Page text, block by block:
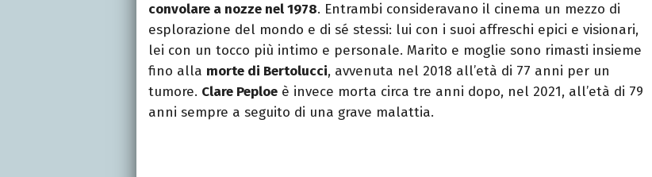
convolare a nozze nel 1978. Entrambi consideravano il cinema un mezzo di
esplorazione del mondo e di sé stessi: lui con i suoi affreschi epici e visionari,
lei con un tocco più intimo e personale. Marito e moglie sono rimasti insieme
fino alla morte di Bertolucci, avvenuta nel 2018 all’età di 77 anni per un
tumore. Clare Peploe è invece morta circa tre anni dopo, nel 2021, all’età di 79
anni sempre a seguito di una grave malattia.